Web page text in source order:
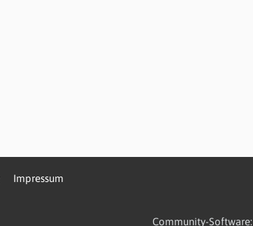
Impressum
Community-Software: